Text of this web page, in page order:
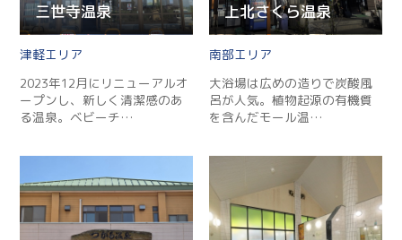
三世寺温泉
津軽
2023年12月にリニューアルオ
ープンし、新しく清潔感のあ
る温泉。ベビーチ…
上北さくら温泉
南部
大浴場は広めの造りで炭酸風
呂が人気。植物起源の有機質
を含んだモール温…